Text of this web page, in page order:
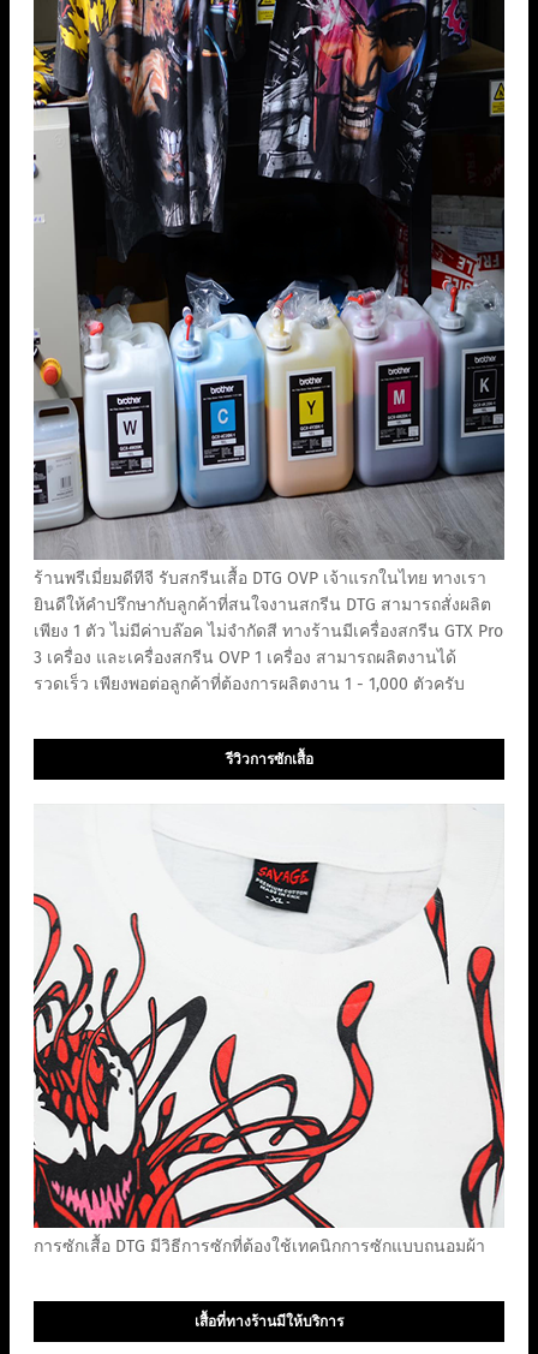
ร้านพรีเมี่ยมดีทีจี รับสกรีนเสื้อ DTG OVP เจ้าแรกในไทย ทางเรา
ยินดีให้คำปรึกษากับลูกค้าที่สนใจงานสกรีน DTG สามารถสั่งผลิต
เพียง 1 ตัว ไม่มีค่าบล๊อค ไม่จำกัดสี ทางร้านมีเครื่องสกรีน GTX Pro
3 เครื่อง และเครื่องสกรีน OVP 1 เครื่อง สามารถผลิตงานได้
รวดเร็ว เพียงพอต่อลูกค้าที่ต้องการผลิตงาน 1 - 1,000 ตัวครับ
รีวิวการซักเสื้อ
การซักเสื้อ DTG มีวิธีการซักที่ต้องใช้เทคนิกการซักแบบถนอมผ้า
เสื้อที่ทางร้านมีให้บริการ